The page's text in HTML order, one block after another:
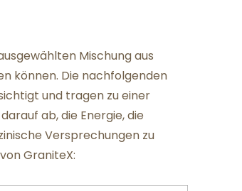
Mischung aus
können. Die nachfolgenden
und tragen zu einer
ab, die Energie, die
Versprechungen zu
GraniteX: